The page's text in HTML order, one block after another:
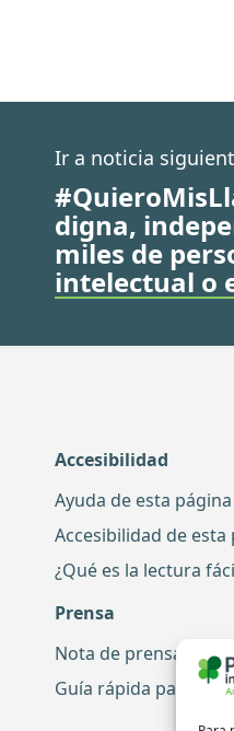
Ir a noticia
digna,
miles de
intelectual o
Accesibilidad
Ayuda de esta
Accesibilidad de esta
¿Qué es la lectura
Prensa
Nota de prensa
Guía rápida para